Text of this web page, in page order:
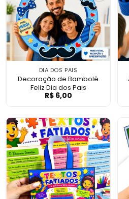
DIA DOS PAIS
Decoração de Bambolê
Feliz Dia dos Pais
Decoração de
R$6,00